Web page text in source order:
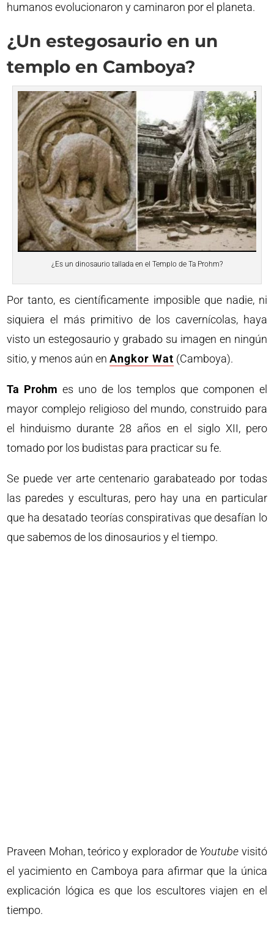
humanos evolucionaron y caminaron por el planeta.
¿Un estegosaurio en un
templo en Camboya?
¿Es un dinosaurio tallada en el Templo de Ta Prohm?
Por tanto, es científicamente imposible que nadie, ni
siquiera el más primitivo de los cavernícolas, haya
visto un estegosaurio y grabado su imagen en ningún
sitio, y menos aún enAngkor Wat (Camboya).
Ta Prohm es uno de los templos que componen el
mayor complejo religioso del mundo, construido para
el hinduismo durante 28 años en el siglo XII, pero
tomado por los budistas para practicar su fe.
Se puede ver arte centenario garabateado por todas
las paredes y esculturas, pero hay una en particular
que ha desatado teorías conspirativas que desafían lo
que sabemos de los dinosaurios y el tiempo.
Praveen Mohan, teórico y explorador de Youtube visitó
el yacimiento en Camboya para afirmar que la única
explicación lógica es que los escultores viajen en el
tiempo.